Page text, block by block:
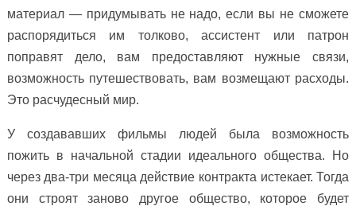
материал — придумывать не надо, если вы не сможете
распорядиться им толково, ассистент или патрон
поправят дело, вам предоставляют нужные связи,
возможность путешествовать, вам возмещают расходы.
Это расчудесный мир.
У создававших фильмы людей была возможность
пожить в начальной стадии идеального общества. Но
через два-три месяца действие контракта истекает. Тогда
они строят заново другое общество, которое будет